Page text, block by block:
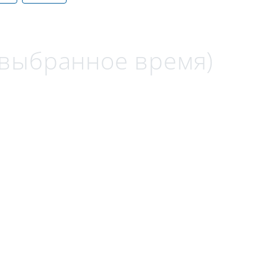
время)